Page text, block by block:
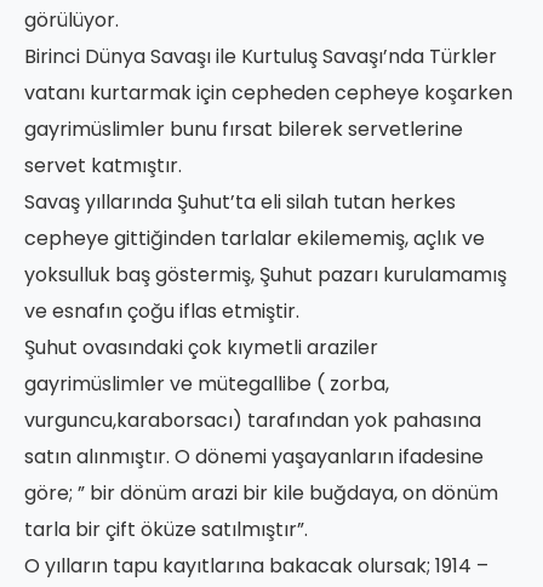
görülüyor.
Birinci Dünya Savaşı ile Kurtuluş Savaşı’nda Türkler
vatanı kurtarmak için cepheden cepheye koşarken
gayrimüslimler bunu fırsat bilerek servetlerine
servet katmıştır.
Savaş yıllarında Şuhut’ta eli silah tutan herkes
cepheye gittiğinden tarlalar ekilememiş, açlık ve
yoksulluk baş göstermiş, Şuhut pazarı kurulamamış
ve esnafın çoğu iflas etmiştir.
Şuhut ovasındaki çok kıymetli araziler
gayrimüslimler ve mütegallibe ( zorba,
vurguncu,karaborsacı) tarafından yok pahasına
satın alınmıştır. O dönemi yaşayanların ifadesine
göre; ” bir dönüm arazi bir kile buğdaya, on dönüm
tarla bir çift öküze satılmıştır”.
O yılların tapu kayıtlarına bakacak olursak; 1914 –